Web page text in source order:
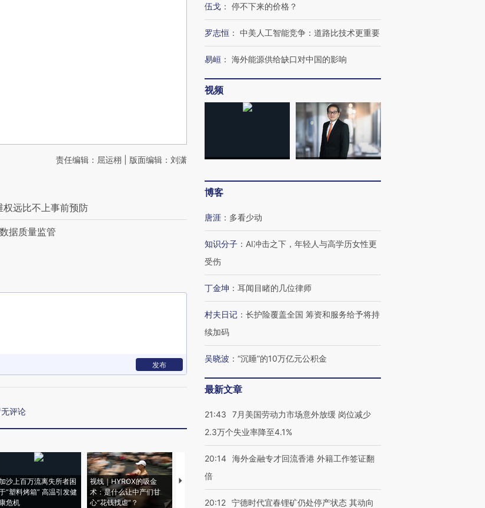
责任编辑：屈运栩 | 版面编辑：刘潇
权远比不上事前预防
据质量监管
发布
评论
沙上百万流离失所者困
“塑料烤箱” 高温引发健
康危机
视线｜HYROX的吸金
术：是什么让中产们甘
心“花钱找虐”？
马航飞行员跨国走私7万
粒摇头丸 尿检体内含3种
度Z世代 用街头抗争将教
育部长拱下台
机”？难民潮撕裂西班牙
飞地休达
伍戈 ： 停不下来的价格？
罗志恒 ： 中美人工智能竞争：道路比技术更重要
易峘 ： 海外能源供给缺口对中国的影响
视频
博客
唐涯 ： 多看少动
知识分子 ： AI冲击之下，年轻人与高学历女性更
受伤
丁金坤 ： 耳闻目睹的几位律师
村夫日记 ： 长护险覆盖全国 筹资和服务给予将持
续加码
吴晓波 ： “沉睡”的10万亿元公积金
最新文章
21:43
7月美国劳动力市场意外放缓 岗位减少
2.3万个失业率降至4.1%
20:14 海外金融专才回流香港 外籍工作签证翻
倍
20:12 宁德时代宜春锂矿仍处停产状态 其动向